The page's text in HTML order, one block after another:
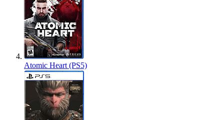
Atomic Heart (PS5)